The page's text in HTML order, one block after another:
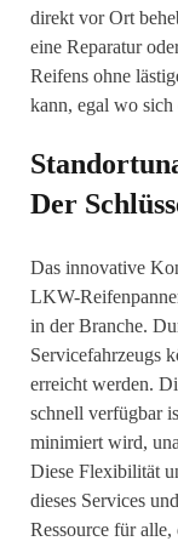
direkt vor Ort
eine Reparatur
Reifens ohne
kann, egal wo
Der
Das innovative
LKW-
in der Branche.
Servicefahrzeugs
erreicht werden.
schnell verfügbar
minimiert wird,
Diese Flexibilität
dieses Services
Ressource für